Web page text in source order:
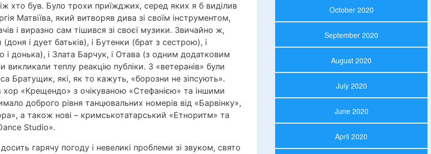
хто був. Було трохи приїжджих, серед яких я б виділив
Матвіїва, який витворяв дива зі своїм інструментом,
і виразно сам тішився зі своєї музики. Звичайно ж,
(доня і дует батьків), і Бутенки (брат з сестрою), і
і донька), і Злата Барчук, і Отава (з одним додатковим
викликали теплу реакцію публіки. З «ветеранів» були
Братущик, які, як то кажуть, «борозни не зіпсують».
«Крещендо» з очікуваною «Стефанією» та іншими
доброго рівня танцювальних номерів від «Барвінку»,
а також нові – кримськотатарський «Етноритм» та
Studio».
гарячу погоду і невеликі проблеми зі звуком, свято
October 2020
September 2020
August 2020
July 2020
June 2020
April 2020